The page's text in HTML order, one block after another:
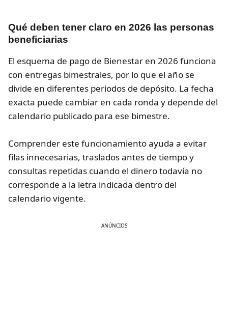
Qué deben tener claro en 2026 las personas
beneficiarias
El esquema de pago de Bienestar en 2026 funciona
con entregas bimestrales, por lo que el año se
divide en diferentes periodos de depósito. La fecha
exacta puede cambiar en cada ronda y depende del
calendario publicado para ese bimestre.
Comprender este funcionamiento ayuda a evitar
filas innecesarias, traslados antes de tiempo y
consultas repetidas cuando el dinero todavía no
corresponde a la letra indicada dentro del
calendario vigente.
ANÚNCIOS